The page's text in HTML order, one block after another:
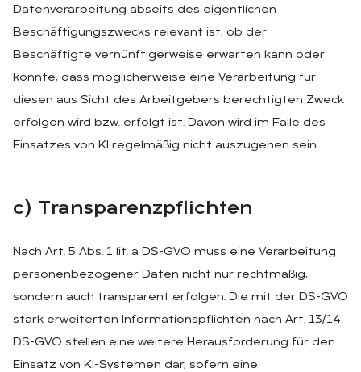
Datenverarbeitung abseits des eigentlichen
Beschäftigungszwecks relevant ist, ob der
Beschäftigte vernünftigerweise erwarten kann oder
konnte, dass möglicherweise eine Verarbeitung für
diesen aus Sicht des Arbeitgebers berechtigten Zweck
erfolgen wird bzw. erfolgt ist. Davon wird im Falle des
Einsatzes von KI regelmäßig nicht auszugehen sein.
c) Trans­pa­renz­pflich­ten
Nach Art. 5 Abs. 1 lit. a DS-GVO muss eine Verarbeitung
personenbezogener Daten nicht nur rechtmäßig,
sondern auch transparent erfolgen. Die mit der DS-GVO
stark erweiterten Informationspflichten nach Art. 13/14
DS-GVO stellen eine weitere Herausforderung für den
Einsatz von KI-Systemen dar, sofern eine